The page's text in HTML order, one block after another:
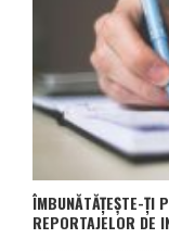
ÎMBUNĂTĂȚEȘTE-ȚI
REPORTAJELOR DE